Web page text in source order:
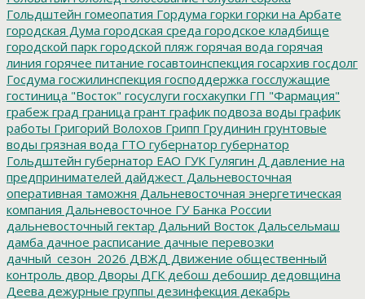
Гольдштейн гомеопатия Гордума горки горки на Арбате
городская Дума городская среда городское кладбище
городской парк городской пляж горячая вода горячая
линия горячее питание госавтоинспекция госархив госдолг
Госдума госжилинспекция господдержка госслужащие
гостиница "Восток" госуслуги госхакупки ГП "Фармация"
грабеж град граница грант график подвоза воды график
работы Григорий Волохов Грипп Грудинин грунтовые
воды грязная вода ГТО губернатор губернатор
Гольдштейн губернатор ЕАО ГУК Гулягин Д давление на
предпринимателей дайджест Дальневосточная
оперативная таможня Дальневосточная энергетическая
компания Дальневосточное ГУ Банка России
дальневосточный гектар Дальний Восток Дальсельмаш
дамба дачное расписание дачные перевозки
дачный_сезон_2026 ДВЖД Движение общественный
контроль двор Дворы ДГК дебош дебошир дедовщина
Деева дежурные группы дезинфекция декабрь